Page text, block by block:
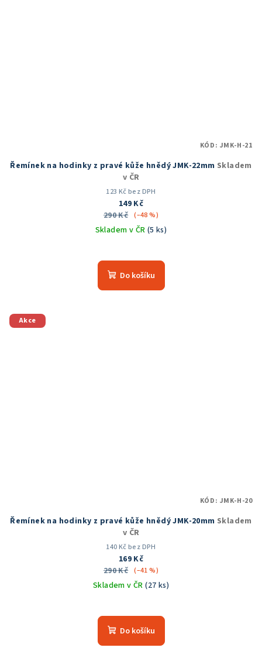
Řemínek na hodinky z pravé kůže hnědý JMK-22mm Skladem
v ČR
123 Kč bez DPH
149 Kč
290 Kč (–48 %)
Skladem v ČR (5 ks)
Do košíku
KÓD: JMK-H-21
Akce
Řemínek na hodinky z pravé kůže hnědý JMK-20mm Skladem
v ČR
140 Kč bez DPH
169 Kč
290 Kč (–41 %)
Skladem v ČR(27 ks)
Do košíku
KÓD: JMK-H-20